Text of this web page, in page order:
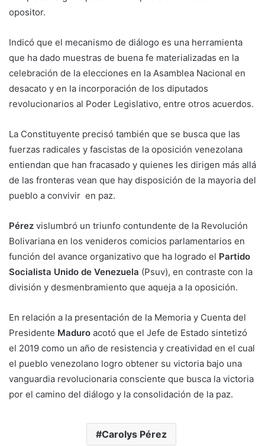
opositor.
Indicó que el mecanismo de diálogo es una herramienta
que ha dado muestras de buena fe materializadas en la
celebración de la elecciones en la Asamblea Nacional en
desacato y en la incorporación de los diputados
revolucionarios al Poder Legislativo, entre otros acuerdos.
La Constituyente precisó también que se busca que las
fuerzas radicales y fascistas de la oposición venezolana
entiendan que han fracasado y quienes les dirigen más allá
de las fronteras vean que hay disposición de la mayoria del
pueblo a convivir en paz.
Pérez vislumbró un triunfo contundente de la Revolución
Bolivariana en los venideros comicios parlamentarios en
función del avance organizativo que ha logrado el Partido
Socialista Unido de Venezuela (Psuv), en contraste con la
división y desmenbramiento que aqueja a la oposición.
En relación a la presentación de la Memoria y Cuenta del
Presidente Maduro acotó que el Jefe de Estado sintetizó
el 2019 como un año de resistencia y creatividad en el cual
el pueblo venezolano logro obtener su victoria bajo una
vanguardia revolucionaria consciente que busca la victoria
por el camino del diálogo y la consolidación de la paz.
Carolys Pérez